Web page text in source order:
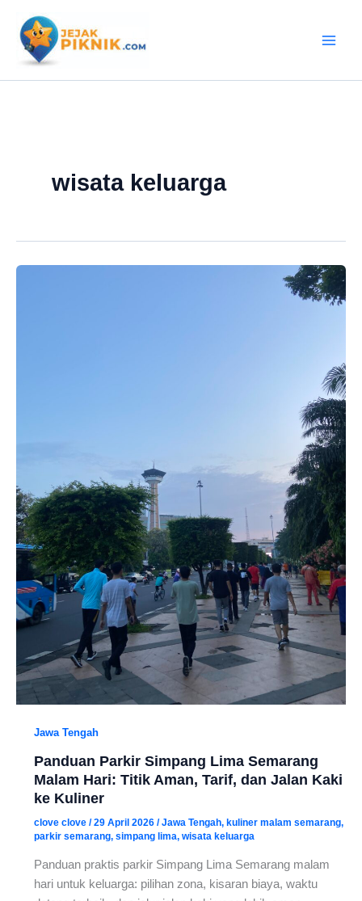
konten
wisata keluarga
Jawa Tengah
Panduan Parkir Simpang Lima Semarang
Malam Hari: Titik Aman, Tarif, dan Jalan Kaki
ke Kuliner
clove clove /29 April 2026 /Jawa Tengah, kuliner malam semarang,
parkir semarang, simpang lima, wisata keluarga
Panduan praktis parkir Simpang Lima Semarang malam
hari untuk keluarga: pilihan zona, kisaran biaya, waktu